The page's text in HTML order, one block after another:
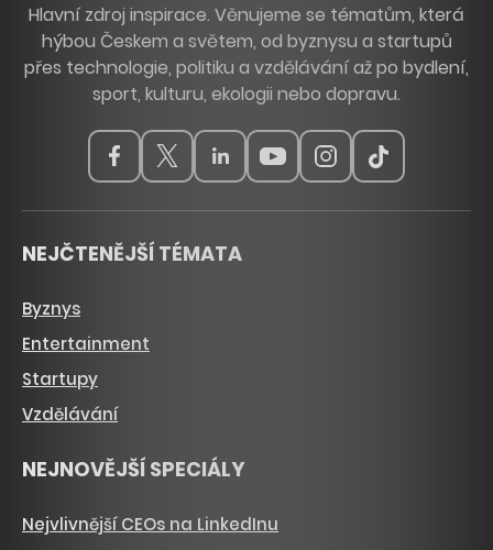
Hlavní zdroj inspirace. Věnujeme se tématům, která
hýbou Českem a světem, od byznysu a startupů
přes technologie, politiku a vzdělávání až po bydlení,
sport, kulturu, ekologii nebo dopravu.
NEJČTENĚJŠÍ TÉMATA
Byznys
Entertainment
Startupy
Vzdělávání
NEJNOVĚJŠÍ SPECIÁLY
Nejvlivnější CEOs na LinkedInu